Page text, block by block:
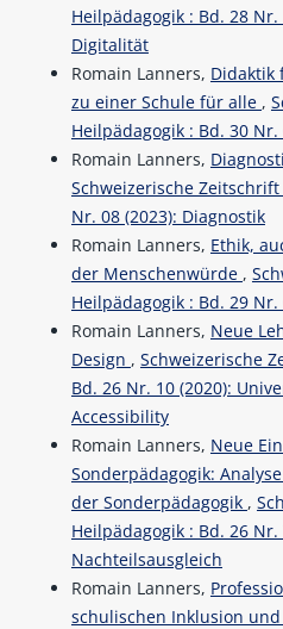
Heilpädagogik : Bd. 28
Digitalität
Romain Lanners, Didaktik
zu einer Schule für alle ,
Heilpädagogik : Bd. 30
Romain Lanners,
Schweizerische
Nr. 08 (2023): Diagnostik
Romain Lanners, Ethik,
der Menschenwürde ,
Heilpädagogik : Bd. 29 Nr.
Romain Lanners, Neue
Design , Schweizerische
Bd. 26 Nr. 10 (2020):
Accessibility
Romain Lanners, Neue
Sonderpädagogik:
der Sonderpädagogik ,
Heilpädagogik : Bd. 26 Nr.
Nachteilsausgleich
Romain Lanners,
schulischen Inklusion